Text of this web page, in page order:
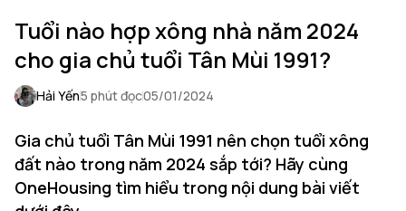
Tuổi nào hợp xông nhà năm 2024
cho gia chủ tuổi Tân Mùi 1991?
Hải Yến5 phút đọc05/01/2024
Gia chủ tuổi Tân Mùi 1991 nên chọn tuổi xông
đất nào trong năm 2024 sắp tới? Hãy cùng
OneHousing tìm hiểu trong nội dung bài viết